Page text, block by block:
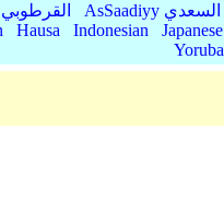
AlQurtubi القرطوبي AsSaadiyy السعدي
Hausa Indonesian Japanese
Yoruba